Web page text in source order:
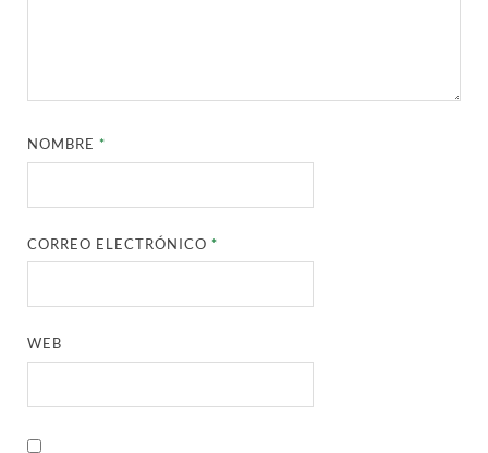
NOMBRE*
CORREO ELECTRÓNICO*
WEB